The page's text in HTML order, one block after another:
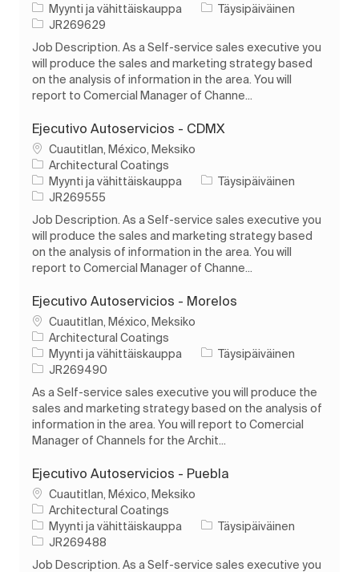
Luokka
Myynti ja vähittäiskauppa Työn tyyppi
Täysipäiväinen
Työn tunnus
JR269629
Job Description. As a Self-service sales executive you
will produce the sales and marketing strategy based
on the analysis of information in the area. You will
report to Comercial Manager of Channe...
Ejecutivo Autoservicios - CDMX
PaikkaCuautitlan, México, Meksiko
Architectural Coatings
Luokka
Myynti ja vähittäiskauppa Työn tyyppi
Täysipäiväinen
Työn tunnus
JR269555
Job Description. As a Self-service sales executive you
will produce the sales and marketing strategy based
on the analysis of information in the area. You will
report to Comercial Manager of Channe...
Ejecutivo Autoservicios - Morelos
PaikkaCuautitlan, México, Meksiko
Architectural Coatings
Luokka
Myynti ja vähittäiskauppa Työn tyyppi
Täysipäiväinen
Työn tunnus
JR269490
As a Self-service sales executive you will produce the
sales and marketing strategy based on the analysis of
information in the area. You will report to Comercial
Manager of Channels for the Archit...
Ejecutivo Autoservicios - Puebla
PaikkaCuautitlan, México, Meksiko
Architectural Coatings
Luokka
Myynti ja vähittäiskauppa Työn tyyppi
Täysipäiväinen
Työn tunnus
JR269488
Job Description. As a Self-service sales executive you